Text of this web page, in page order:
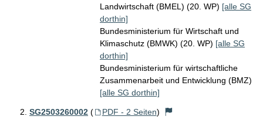
Landwirtschaft (BMEL) (20. WP) [alle SG
dorthin]
Bundesministerium für Wirtschaft und
Klimaschutz (BMWK) (20. WP) [alle SG
dorthin]
Bundesministerium für wirtschaftliche
Zusammenarbeit und Entwicklung (BMZ)
[alle SG dorthin]
SG2503260002 ( PDF - 2 Seiten)